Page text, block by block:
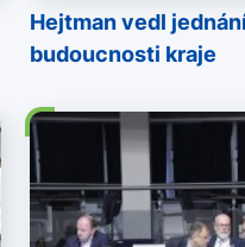
Hejtman vedl
budoucnosti kraje